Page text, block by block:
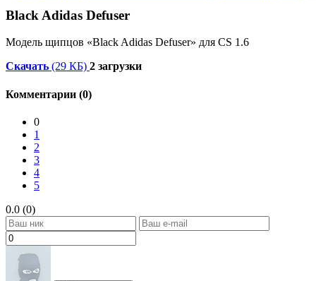
Black Adidas Defuser
Модель щипцов «Black Adidas Defuser» для CS 1.6
Скачать (29 КБ) 2 загрузки
Комментарии (0)
0
1
2
3
4
5
0.0 (0)